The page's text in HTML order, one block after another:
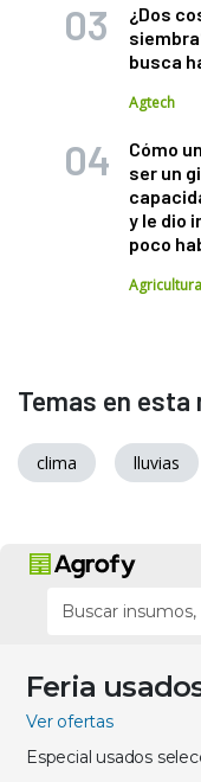
¿Dos
busca
Agtech
Cómo
ser un
y le dio
poco
Agricultura
Temas en esta
clima lluvias
Feria
Ver ofertas
Especial usados